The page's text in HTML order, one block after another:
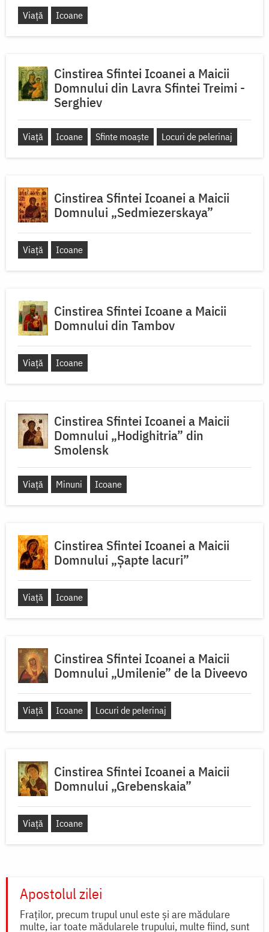
Viață Icoane
Cinstirea Sfintei Icoanei a Maicii
Domnului din Lavra Sfintei Treimi -
Serghiev
Viață Icoane Sfinte moaște Locuri de pelerinaj
Cinstirea Sfintei Icoanei a Maicii
Domnului „Sedmiezerskaya”
Viață Icoane
Cinstirea Sfintei Icoane a Maicii
Domnului din Tambov
Viață Icoane
Cinstirea Sfintei Icoanei a Maicii
Domnului „Hodighitria” din
Smolensk
Viață Minuni Icoane
Cinstirea Sfintei Icoanei a Maicii
Domnului „Șapte lacuri”
Viață Icoane
Cinstirea Sfintei Icoanei a Maicii
Domnului „Umilenie” de la Diveevo
Viață Icoane Locuri de pelerinaj
Cinstirea Sfintei Icoanei a Maicii
Domnului „Grebenskaia”
Viață Icoane
Apostolul zilei
Fraților, precum trupul unul este și are mădulare
multe, iar toate mădularele trupului, multe fiind, sunt